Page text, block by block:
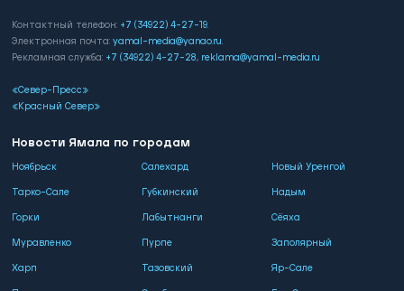
Контактный телефон: +7 (34922) 4-27-19.
Электронная почта: yamal-media@yanao.ru.
Рекламная служба: +7 (34922) 4-27-28, reklama@yamal-media.ru
«Север-Пресс»
«Красный Север»
Новости Ямала по городам
Ноябрьск Салехард Новый Уренгой
Тарко-Сале Губкинский Надым
Горки Лабытнанги Сёяха
Муравленко Пурпе Заполярный
Харп Тазовский Яр-Сале